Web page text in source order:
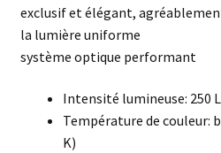
exclusif et élégant,
la lumière uniforme
système optique performant
Intensité lumineuse: 250
Température de couleur:
K)